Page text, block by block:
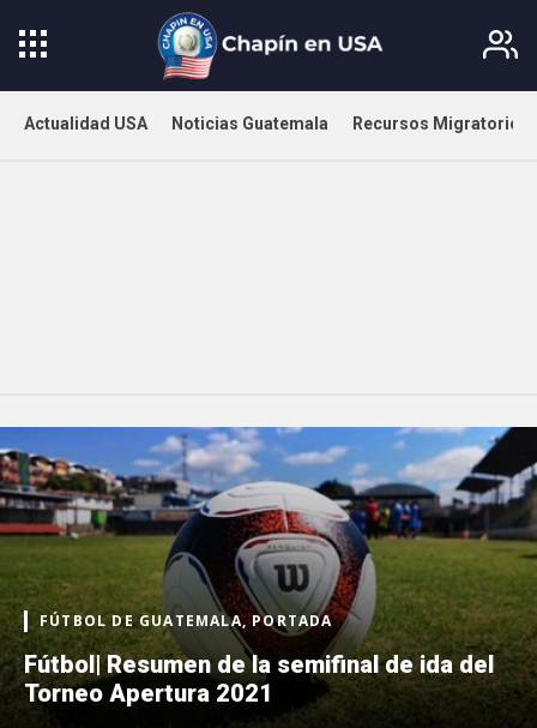
Actualidad USA Noticias Guatemala Recursos Migratorios
FÚTBOL DE GUATEMALA, PORTADA
Fútbol| Resumen de la semifinal de ida del
Torneo Apertura 2021